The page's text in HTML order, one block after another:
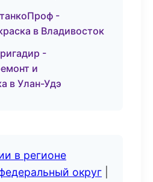
-
в Владивосток
-
и
в Улан-Удэ
в регионе
округ